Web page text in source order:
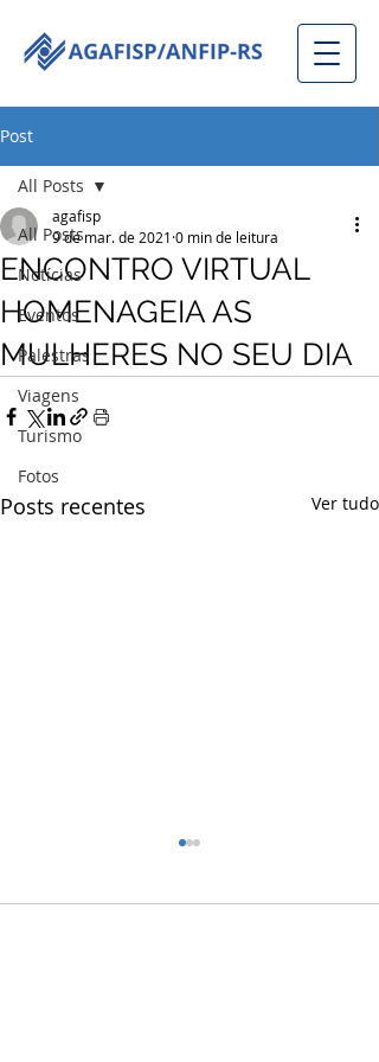
Post
All Posts
Notícias
Eventos
Palestras
Viagens
Turismo
Fotos
All Posts
ENCONTRO VIRTUAL
HOMENAGEIA AS
MULHERES NO SEU DIA
agafisp
9 de mar. de 2021 0 min de leitura
Posts recentes Ver tudo